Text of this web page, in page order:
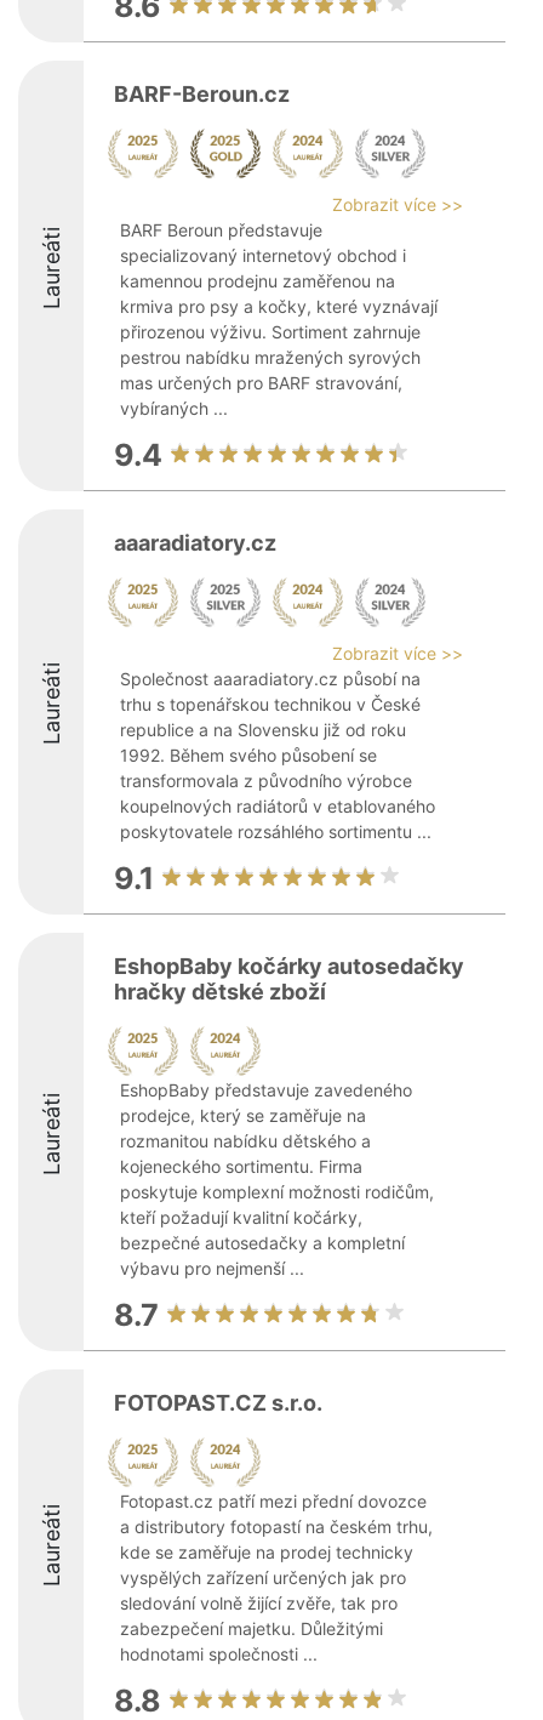
Laureáti
BARF-Beroun.cz
Zobrazit více >>
BARF Beroun představuje
specializovaný internetový obchod i
kamennou prodejnu zaměřenou na
krmiva pro psy a kočky, které vyznávají
přirozenou výživu. Sortiment zahrnuje
pestrou nabídku mražených syrových
mas určených pro BARF stravování,
vybíraných ...
9.4
Laureáti
aaaradiatory.cz
Zobrazit více >>
Společnost aaaradiatory.cz působí na
trhu s topenářskou technikou v České
republice a na Slovensku již od roku
1992. Během svého působení se
transformovala z původního výrobce
koupelnových radiátorů v etablovaného
poskytovatele rozsáhlého sortimentu ...
9.1
Laureáti
EshopBaby kočárky autosedačky
hračky dětské zboží
EshopBaby představuje zavedeného
prodejce, který se zaměřuje na
rozmanitou nabídku dětského a
kojeneckého sortimentu. Firma
poskytuje komplexní možnosti rodičům,
kteří požadují kvalitní kočárky,
bezpečné autosedačky a kompletní
výbavu pro nejmenší ...
8.7
Laureáti
FOTOPAST.CZ s.r.o.
Fotopast.cz patří mezi přední dovozce
a distributory fotopastí na českém trhu,
kde se zaměřuje na prodej technicky
vyspělých zařízení určených jak pro
sledování volně žijící zvěře, tak pro
zabezpečení majetku. Důležitými
hodnotami společnosti ...
8.8